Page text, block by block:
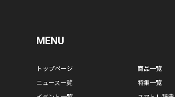
MENU
トップページ
商品一覧
ニュース一覧
特集一覧